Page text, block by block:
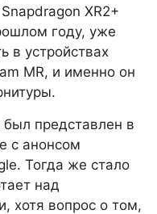
XR2+
году, уже
в устройствах
MR, и именно он
представлен в
с анонсом
Тогда же стало
над
хотя вопрос о том,